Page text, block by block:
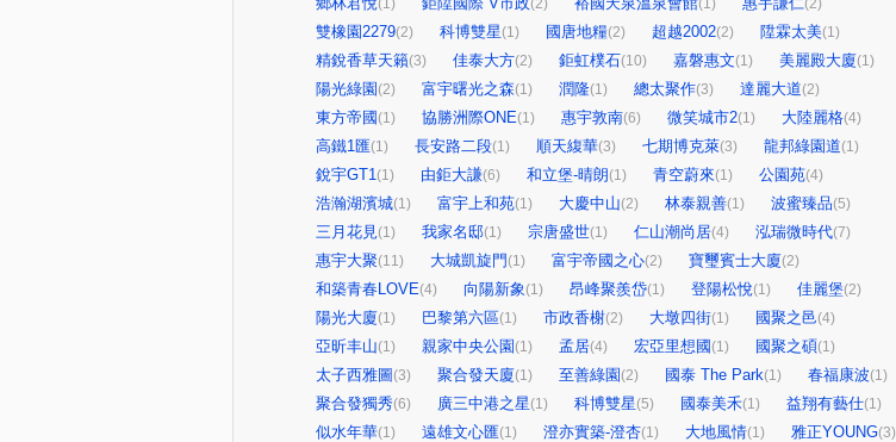
(1) (2) (1) (2)
雙橡園2279(2) 科博雙星(1) 國唐地糧(2) 超越2002(2) 陞霖太美(1)
精銳香草天籟(3) 佳泰大方(2) 鉅虹樸石(10) 嘉磐惠文(1) 美麗殿大廈(1)
陽光綠園 (2) 富宇曙光之森(1) 潤隆(1) 總太聚作(3) 達麗大道(2)
東方帝國 (1) 協勝洲際ONE(1) 惠宇敦南(6) 微笑城市2(1) 大陸麗格(4)
高鐵1匯(1) 長安路二段(1) 順天緮華(3) 七期博克萊(3) 龍邦綠園道(1)
銳宇GT1(1) 由鉅大謙(6) 和立堡-晴朗(1) 青空蔚來(1) 公園苑(4)
浩瀚湖濱城(1) 富宇上和苑(1) 大慶中山(2) 林泰親善(1) 波蜜臻品(5)
三月花見(1) 我家名邸(1) 宗唐盛世(1) 仁山潮尚居(4) 泓瑞微時代(7)
惠宇大聚(11) 大城凱旋門 (1) 富宇帝國之心(2) 寶璽賓士大廈(2)
和築青春LOVE(4) 向陽新象(1) 昂峰聚羨岱(1) 登陽松悅(1) 佳麗堡(2)
陽光大廈(1) 巴黎第六區(1) 市政香榭(2) 大墩四街(1) 國聚之邑(4)
亞昕丰山(1) 親家中央公園 (1) 孟居(4) 宏亞里想國 (1) 國聚之碩(1)
太子西雅圖 (3) 聚合發天廈(1) 至善綠園 (2) 國泰 The Park(1) 春福康波(1)
聚合發獨秀(6) 廣三中港之星(1) 科博雙星(5) 國泰美禾(1) 益翔有藝仕(1)
似水年華(1) 遠雄文心匯(1) 澄亦實築-澄杏(1) 大地風情(1) 雅正YOUNG(3)